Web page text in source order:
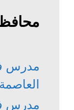
مدرس
العاصمة
مدرس